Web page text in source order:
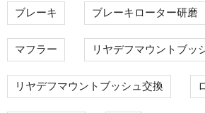
ブレーキ ブレーキローター研磨
マフラー リヤデフマウントブッ
リヤデフマウントブッシュ交換